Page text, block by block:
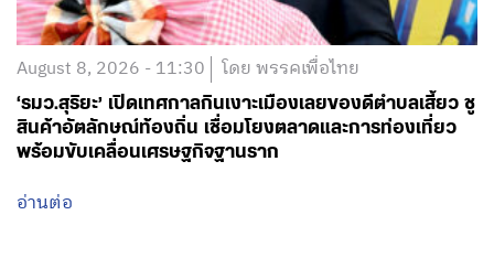
August 8, 2026 - 11:30 โดย พรรคเพื่อไทย
‘รมว.สุริยะ’ เปิดเทศกาลกินเงาะเมืองเลยของดีตำบลเสี้ยว ชู
สินค้าอัตลักษณ์ท้องถิ่น เชื่อมโยงตลาดและการท่องเที่ยว
พร้อมขับเคลื่อนเศรษฐกิจฐานราก
อ่านต่อ